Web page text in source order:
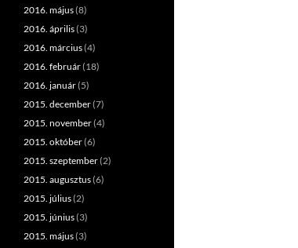
2016. május(8)
2016. április(3)
2016. március(4)
2016. február(18)
2016. január(5)
2015. december(7)
2015. november(4)
2015. október(6)
2015. szeptember(2)
2015. augusztus(6)
2015. július(2)
2015. június(3)
2015. május(3)